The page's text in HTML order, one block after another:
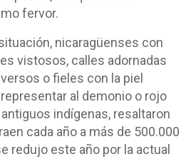
fervor.
nicaragüenses con
vistosos, calles adornadas
o fieles con la piel
al demonio o rojo
indígenas, resaltaron
cada año a más de 500.000
redujo este año por la actual